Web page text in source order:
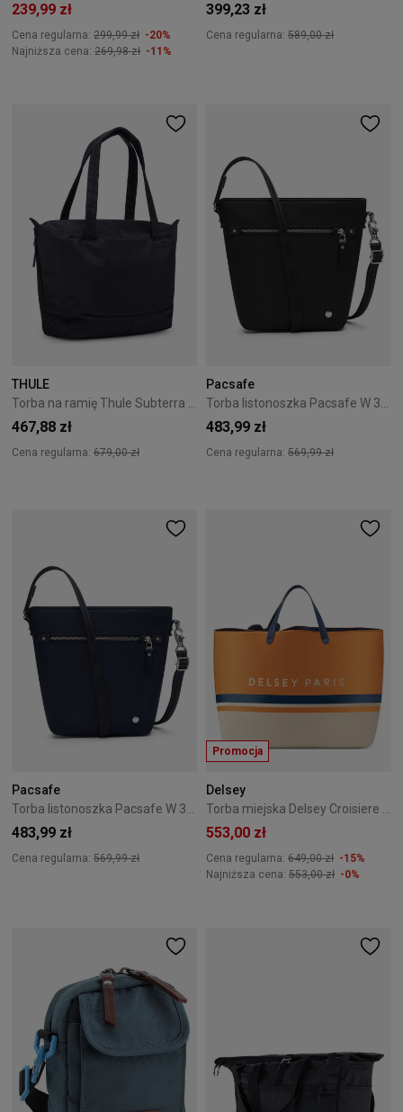
239,99 zł
Cena regularna: 299,99 zł -20%
Najniższa cena: 269,98 zł -11%
399,23 zł
Cena regularna: 589,00 zł
THULE
Torba na ramię Thule Subterra 2 Tote Bag 22l - black
467,88 zł
Cena regularna: 679,00 zł
Pacsafe
Torba listonoszka Pacsafe W 3L - Black
483,99 zł
Cena regularna: 569,99 zł
Pacsafe
483,99 zł
Cena regularna: 569,99 zł
Promocja
Delsey
553,00 zł
Cena regularna: 649,00 zł -15%
Najniższa cena: 553,00 zł -0%